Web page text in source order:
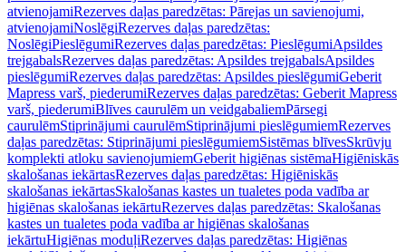
atvienojamiRezerves daļas paredzētas: Pārejas un savienojumi,
atvienojamiNoslēgiRezerves daļas paredzētas:
NoslēgiPieslēgumiRezerves daļas paredzētas: PieslēgumiApsildes
trejgabalsRezerves daļas paredzētas: Apsildes trejgabalsApsildes
pieslēgumiRezerves daļas paredzētas: Apsildes pieslēgumiGeberit
Mapress varš, piederumiRezerves daļas paredzētas: Geberit Mapress
varš, piederumiBlīves caurulēm un veidgabaliemPārsegi
caurulēmStiprinājumi caurulēmStiprinājumi pieslēgumiemRezerves
daļas paredzētas: Stiprinājumi pieslēgumiemSistēmas blīvesSkrūvju
komplekti atloku savienojumiemGeberit higiēnas sistēmaHigiēniskās
skalošanas iekārtasRezerves daļas paredzētas: Higiēniskās
skalošanas iekārtasSkalošanas kastes un tualetes poda vadība ar
higiēnas skalošanas iekārtuRezerves daļas paredzētas: Skalošanas
kastes un tualetes poda vadība ar higiēnas skalošanas
iekārtuHigiēnas moduļiRezerves daļas paredzētas: Higiēnas